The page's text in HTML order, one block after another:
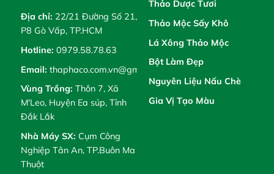
Địa chỉ: 22/21 Đường Số 21,
P8 Gò Vấp, TP.HCM
Hotline: 0979.58.78.63
Email: thaphaco.com.vn@gmail.com
Vùng Trồng: Thôn 7, Xã
M'Leo, Huyện Ea súp, Tỉnh
Đắk Lắk
Nhà Máy SX: Cụm Công
Nghiệp Tân An, TP.Buôn Ma
Thuột
Thảo Dược Tươi
Thảo Mộc Sấy Khô
Lá Xông Thảo Mộc
Bột Làm Đẹp
Nguyên Liệu Nấu Chè
Gia Vị Tạo Màu